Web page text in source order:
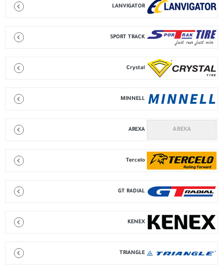
LANVIGATOR
SPORT TRACK
Crystal
MINNELL
AREXA
Tercelo
GT RADIAL
KENEX
TRIANGLE